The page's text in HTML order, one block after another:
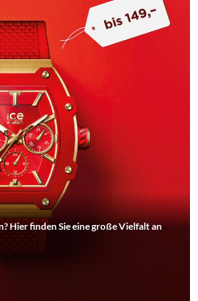
Hier finden Sie eine große Vielfalt an